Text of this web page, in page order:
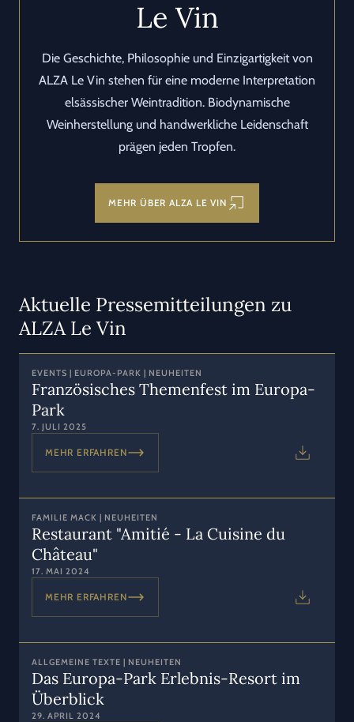
Le Vin
Die Geschichte, Philosophie und Einzigartigkeit von
ALZA Le Vin stehen für eine moderne Interpretation
elsässischer Weintradition. Biodynamische
Weinherstellung und handwerkliche Leidenschaft
prägen jeden Tropfen.
MEHR ÜBER ALZA LE VIN
Aktuelle Pressemitteilungen zu
ALZA Le Vin
EVENTS | EUROPA-PARK | NEUHEITEN
Französisches Themenfest im Europa-
Park
7. JULI 2025
MEHR ERFAHREN
FAMILIE MACK | NEUHEITEN
Restaurant "Amitié - La Cuisine du
Château"
17. MAI 2024
MEHR ERFAHREN
ALLGEMEINE TEXTE | NEUHEITEN
Das Europa-Park Erlebnis-Resort im
Überblick
29. APRIL 2024